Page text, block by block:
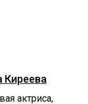
Киреева
актриса,